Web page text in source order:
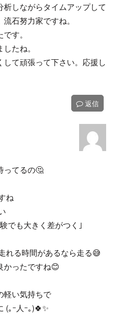
しながらタイムアップして
石努力家ですね。
す。
たね。
て頑張って下さい。応援し
返信
ってるの🤔
ね
でも大きく差がつく｣
れる時間があるなら走る😅
かったですね😊
軽い気持ちで
(｡ｰ人ｰ｡)🍀✨